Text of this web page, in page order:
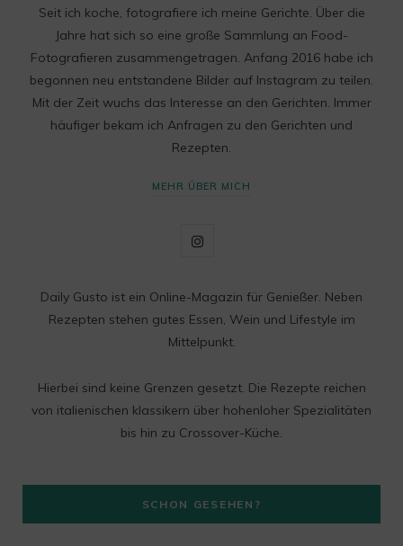
Seit ich koche, fotografiere ich meine Gerichte. Über die
Jahre hat sich so eine große Sammlung an Food-
Fotografieren zusammengetragen. Anfang 2016 habe ich
begonnen neu entstandene Bilder auf Instagram zu teilen.
Mit der Zeit wuchs das Interesse an den Gerichten. Immer
häufiger bekam ich Anfragen zu den Gerichten und
Rezepten.
MEHR ÜBER MICH
I
t
g
r
m
Daily Gusto ist ein Online-Magazin für Genießer. Neben
Rezepten stehen gutes Essen, Wein und Lifestyle im
Mittelpunkt.
Hierbei sind keine Grenzen gesetzt. Die Rezepte reichen
von italienischen klassikern über hohenloher Spezialitäten
bis hin zu Crossover-Küche.
SCHON GESEHEN?